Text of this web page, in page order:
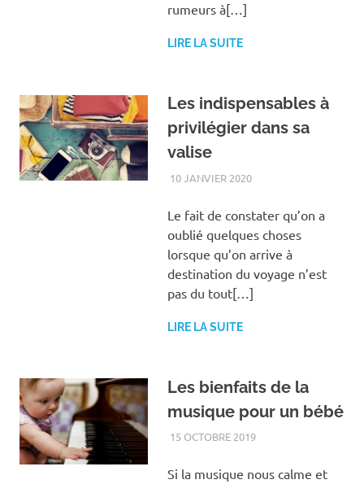
rumeurs à[…]
LIRE LA SUITE
Les indispensables à
privilégier dans sa
valise
10 JANVIER 2020VACANCES
Le fait de constater qu’on a
oublié quelques choses
lorsque qu’on arrive à
destination du voyage n’est
pas du tout[…]
LIRE LA SUITE
Les bienfaits de la
musique pour un bébé
15 OCTOBRE 2019FAMILLE
Si la musique nous calme et